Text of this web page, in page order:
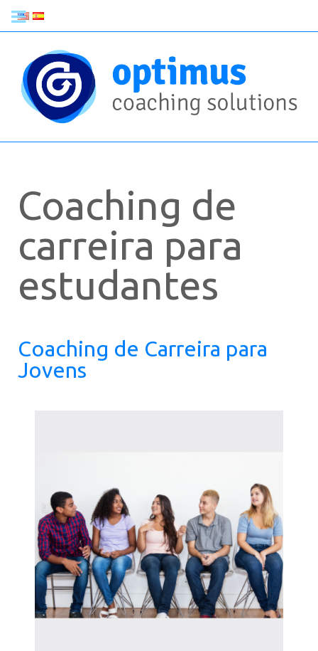
Coaching de
carreira para
estudantes
Coaching de Carreira para
Jovens